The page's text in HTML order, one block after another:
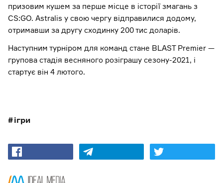
призовим кушем за перше місце в історії змагань з
CS:GO. Astralis у свою чергу відправилися додому,
отримавши за другу сходинку 200 тис доларів.
Наступним турніром для команд стане BLAST Premier —
групова стадія весняного розіграшу сезону-2021, і
стартує він 4 лютого.
ігри